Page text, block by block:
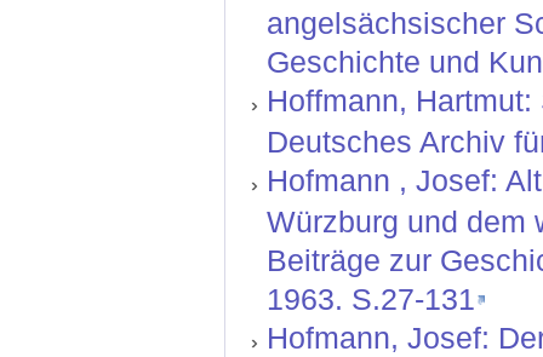
angelsächsischer
Geschichte und
Hoffmann,
Deutsches Archiv
Hofmann , Josef:
Würzburg und dem
Beiträge zur
1963. S.27-131
Hofmann, Josef: